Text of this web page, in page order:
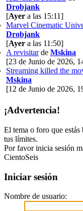
Drobjank
[Ayer a las 15:11]
Marvel Cinematic
Drobjank
[Ayer a las 11:50]
A revisitarde Mskina
[23 de Junio de 2026,
Streaming killed the
Mskina
[12 de Junio de 2026,
¡Advertencia!
El tema o foro que estás
tus límites.
Por favor inicia sesión
CientoSeis
Iniciar sesión
Nombre de usuario: